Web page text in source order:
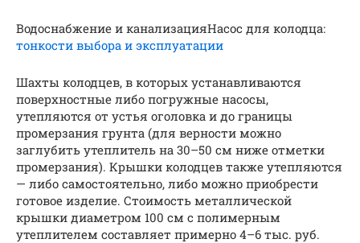
Водоснабжение и канализацияНасос для колодца:
тонкости выбора и эксплуатации
Шахты колодцев, в которых устанавливаются
поверхностные либо погружные насосы,
утепляются от устья оголовка и до границы
промерзания грунта (для верности можно
заглубить утеплитель на 30–50 см ниже отметки
промерзания). Крышки колодцев также утепляются
— либо самостоятельно, либо можно приобрести
готовое изделие. Стоимость металлической
крышки диаметром 100 см с полимерным
утеплителем составляет примерно 4–6 тыс. руб.